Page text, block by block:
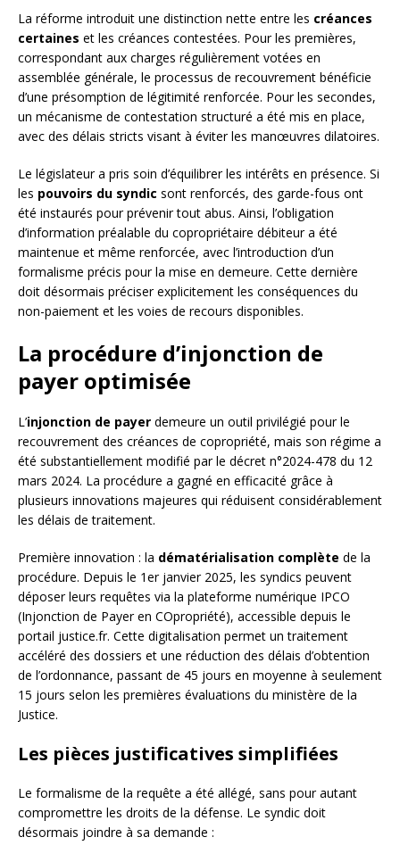
La réforme introduit une distinction nette entre les créances
certaines et les créances contestées. Pour les premières,
correspondant aux charges régulièrement votées en
assemblée générale, le processus de recouvrement bénéficie
d’une présomption de légitimité renforcée. Pour les secondes,
un mécanisme de contestation structuré a été mis en place,
avec des délais stricts visant à éviter les manœuvres dilatoires.
Le législateur a pris soin d’équilibrer les intérêts en présence. Si
les pouvoirs du syndic sont renforcés, des garde-fous ont
été instaurés pour prévenir tout abus. Ainsi, l’obligation
d’information préalable du copropriétaire débiteur a été
maintenue et même renforcée, avec l’introduction d’un
formalisme précis pour la mise en demeure. Cette dernière
doit désormais préciser explicitement les conséquences du
non-paiement et les voies de recours disponibles.
La procédure d’injonction de
payer optimisée
L’injonction de payer demeure un outil privilégié pour le
recouvrement des créances de copropriété, mais son régime a
été substantiellement modifié par le décret n°2024-478 du 12
mars 2024. La procédure a gagné en efficacité grâce à
plusieurs innovations majeures qui réduisent considérablement
les délais de traitement.
Première innovation : la dématérialisation complète de la
procédure. Depuis le 1er janvier 2025, les syndics peuvent
déposer leurs requêtes via la plateforme numérique IPCO
(Injonction de Payer en COpropriété), accessible depuis le
portail justice.fr. Cette digitalisation permet un traitement
accéléré des dossiers et une réduction des délais d’obtention
de l’ordonnance, passant de 45 jours en moyenne à seulement
15 jours selon les premières évaluations du ministère de la
Justice.
Les pièces justificatives simplifiées
Le formalisme de la requête a été allégé, sans pour autant
compromettre les droits de la défense. Le syndic doit
désormais joindre à sa demande :